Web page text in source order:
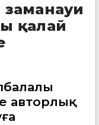
заманауи
қалай
авторлық